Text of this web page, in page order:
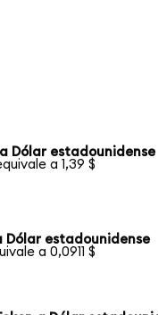
Dólar estadounidense
a 1,39 $
Dólar estadounidense
a 0,0911 $